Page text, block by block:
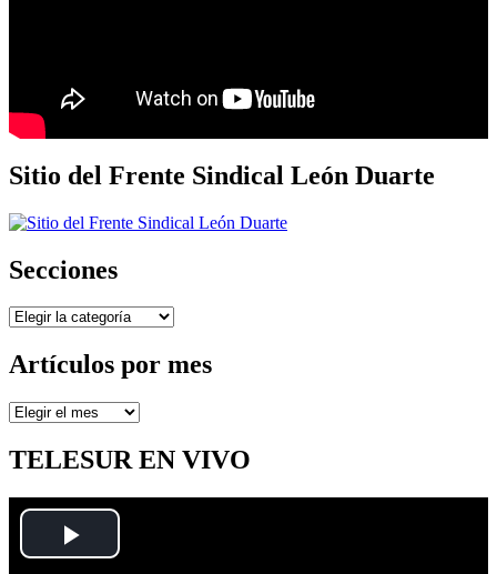
Sitio del Frente Sindical León Duarte
Secciones
Secciones
Artículos por mes
Artículos
mes
TELESUR EN VIVO